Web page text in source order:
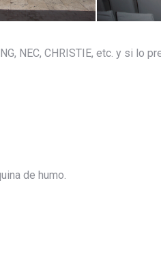
NEC, CHRISTIE, etc. y si lo
de humo.